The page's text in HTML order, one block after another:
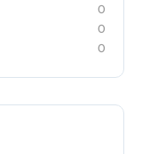
0
0
0